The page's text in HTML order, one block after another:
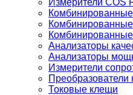
Анализаторы
Анализаторы
Измерители
Преобразователи
Токовые клещи